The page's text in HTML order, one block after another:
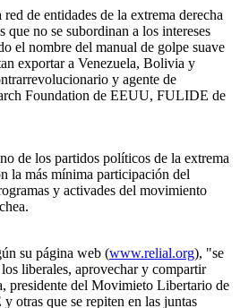
de entidades de la extrema derecha
no se subordinan a los intereses
el nombre del manual de golpe suave
exportar a Venezuela, Bolivia y
y agente de
Foundation de EEUU, FULIDE de
de los partidos políticos de la extrema
la más mínima participación del
y activades del movimiento
su página web (www.relial.org), "se
liberales, aprovechar y compartir
presidente del Movimieto Libertario de
otras que se repiten en las juntas